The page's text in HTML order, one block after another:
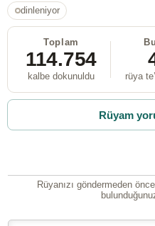
dinleniyor
Toplam
114.754
kalbe dokunuldu rüya
Rüyam
Rüyanızı göndermeden